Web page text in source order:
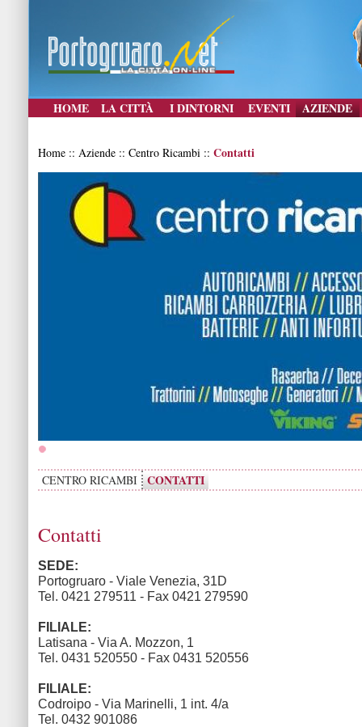
HOME LA CITTÀ I DINTORNI EVENTI AZIENDE
Home :: Aziende :: Centro Ricambi :: Contatti
CENTRO RICAMBI CONTATTI
Contatti
SEDE:
Portogruaro - Viale Venezia, 31D
Tel. 0421 279511 - Fax 0421 279590
FILIALE:
Latisana - Via A. Mozzon, 1
Tel. 0431 520550 - Fax 0431 520556
FILIALE:
Codroipo - Via Marinelli, 1 int. 4/a
Tel. 0432 901086